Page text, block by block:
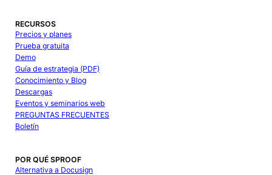
RECURSOS
Precios y planes
Prueba gratuita
Demo
Guía de estrategia (PDF)
Conocimiento y Blog
Descargas
Eventos y seminarios web
PREGUNTAS FRECUENTES
Boletín
POR QUÉ SPROOF
Alternativa a Docusign